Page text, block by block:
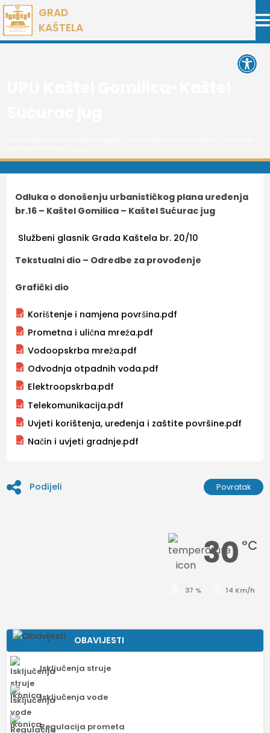
Preskoči
na
sadržaj
GRAD
KAŠTELA
Odluka o donošenju urbanističkog plana uređenja
br.16 – Kaštel Gomilica – Kaštel Sućurac jug
Službeni glasnik Grada Kaštela br. 20/10
Tekstualni dio – Odredbe za provođenje
Grafički dio
Korištenje i namjena površina.pdf
Prometna i ulična mreža.pdf
Vodoopskrba mreža.pdf
Odvodnja otpadnih voda.pdf
Elektroopskrba.pdf
Telekomunikacija.pdf
Uvjeti korištenja, uređenja i zaštite površine.pdf
Način i uvjeti gradnje.pdf
Podijeli Povratak
30 °C
37 % 14 Km/h
OBAVIJESTI
Isključenja struje
Isključenja vode
Regulacija prometa